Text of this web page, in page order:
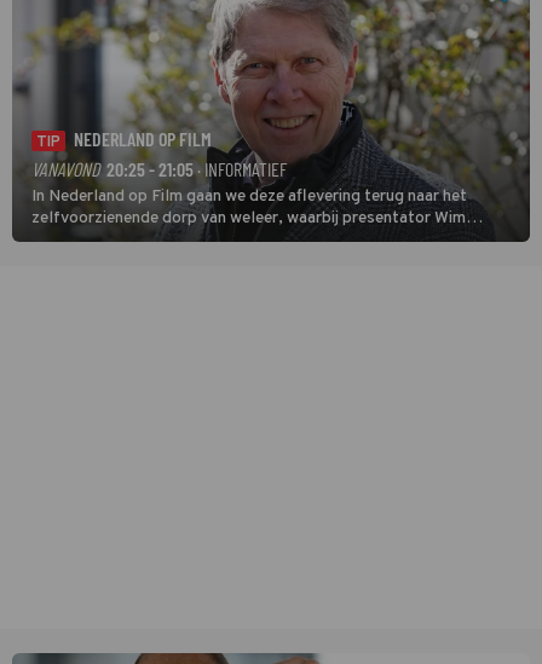
TIP
NEDERLAND OP FILM
VANAVOND 20:25 - 21:05· INFORMATIEF
In Nederland op Film gaan we deze aflevering terug naar het
zelfvoorzienende dorp van weleer, waarbij presentator Wim
Daniëls de kijkers meeneemt op reis door de tijd aan de hand van